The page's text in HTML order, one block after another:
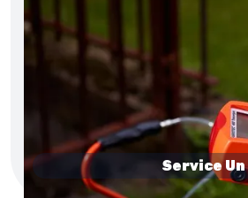
Service